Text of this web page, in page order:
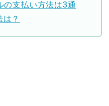
の支払い方法は3通
？